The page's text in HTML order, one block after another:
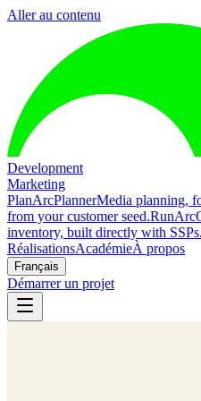
Aller au contenu
Development
Marketing
PlanArcPlannerMedia planning,
from your customer seed.Run
inventory, built directly with SSPs.
RéalisationsAcadémieÀ propos
Français
Démarrer un projet